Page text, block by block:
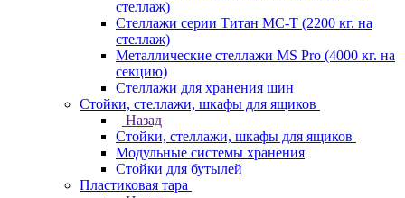
стеллаж)
Стеллажи серии Титан МС-Т (2200 кг. на
стеллаж)
Металлические стеллажи MS Pro (4000 кг. на
секцию)
Стеллажи для хранения шин
Стойки, стеллажи, шкафы для ящиков
Назад
Стойки, стеллажи, шкафы для ящиков
Модульные системы хранения
Стойки для бутылей
Пластиковая тара